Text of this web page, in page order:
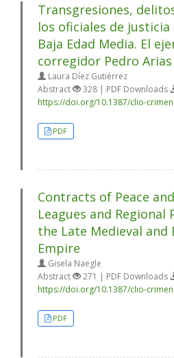
Transgresiones,
los oficiales de
Baja Edad Media. El
corregidor Pedro Arias
Laura Díez Gutiérrez
Abstract
328 | PDF Downloads
https://doi.org/10.1387/clio-
PDF
Contracts of Peace
Leagues and Regional
the Late Medieval and
Empire
Gisela Naegle
Abstract
271 | PDF Downloads
https://doi.org/10.1387/clio-
PDF